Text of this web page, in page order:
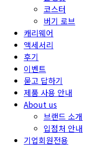
코스터
버기 로브
캐리웨어
액세서리
후기
이벤트
묻고 답하기
제품 사용 안내
About us
브랜드 소개
입점처 안내
기업회원전용